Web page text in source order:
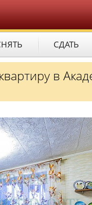
СДАТЬ
в